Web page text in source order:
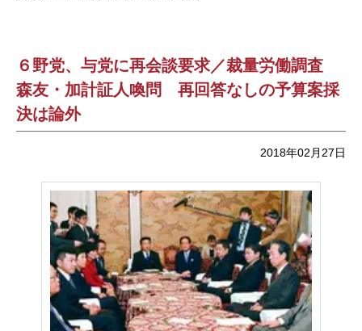
６野党、与党に再会談要求／裁量労働調査
森友・加計証人喚問 再回答なしの予算案採
決は論外
2018年02月27日